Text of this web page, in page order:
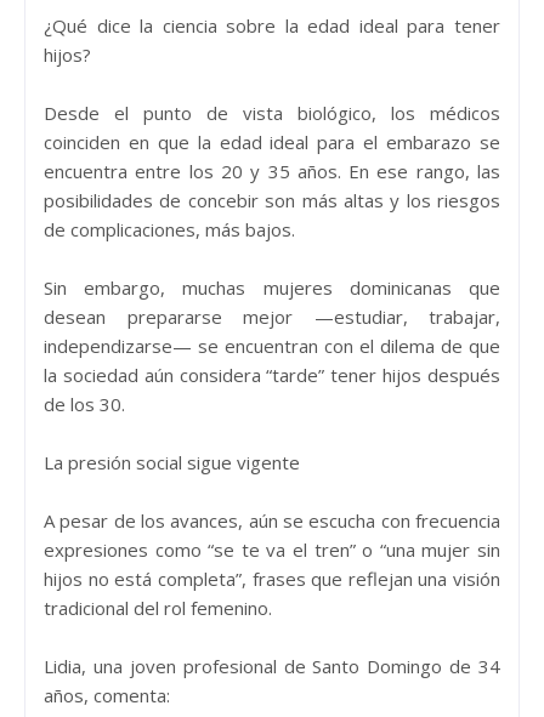
¿Qué dice la ciencia sobre la edad ideal para tener
hijos?
Desde el punto de vista biológico, los médicos
coinciden en que la edad ideal para el embarazo se
encuentra entre los 20 y 35 años. En ese rango, las
posibilidades de concebir son más altas y los riesgos
de complicaciones, más bajos.
Sin embargo, muchas mujeres dominicanas que
desean prepararse mejor —estudiar, trabajar,
independizarse— se encuentran con el dilema de que
la sociedad aún considera “tarde” tener hijos después
de los 30.
La presión social sigue vigente
A pesar de los avances, aún se escucha con frecuencia
expresiones como “se te va el tren” o “una mujer sin
hijos no está completa”, frases que reflejan una visión
tradicional del rol femenino.
Lidia, una joven profesional de Santo Domingo de 34
años, comenta: